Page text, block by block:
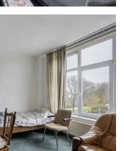
ligt vloerbedekking.
deur naar het balkon. De
en op de vloer ligt
slaapkamer is gelegen
beschikt over een vaste
maar de
afgewerkt.